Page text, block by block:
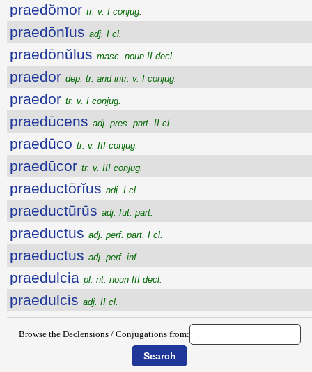
praedŏmor tr. v. I conjug.
praedōnĭus adj. I cl.
praedōnŭlus masc. noun II decl.
praedor dep. tr. and intr. v. I conjug.
praedor tr. v. I conjug.
praedūcens adj. pres. part. II cl.
praedūco tr. v. III conjug.
praedūcor tr. v. III conjug.
praeductōrĭus adj. I cl.
praeductūrūs adj. fut. part.
praeductus adj. perf. part. I cl.
praeductus adj. perf. inf.
praedulcia pl. nt. noun III decl.
praedulcis adj. II cl.
Browse the Declensions / Conjugations from: